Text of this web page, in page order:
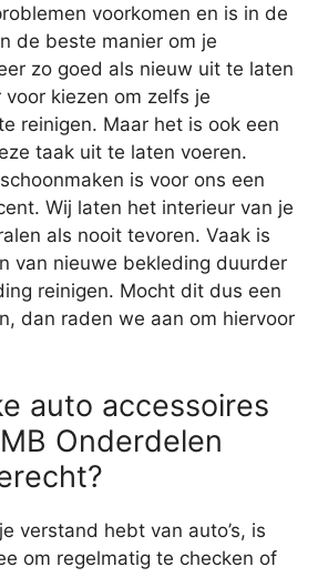
voorkomen en is in de
de beste manier om je
zo goed als nieuw uit te laten
kiezen om zelfs je
reinigen. Maar het is ook een
taak uit te laten voeren.
is voor ons een
Wij laten het interieur van je
als nooit tevoren. Vaak is
van nieuwe bekleding duurder
reinigen. Mocht dit dus een
dan raden we aan om hiervoor
auto accessoires
Onderdelen
verstand hebt van auto’s, is
om regelmatig te checken of